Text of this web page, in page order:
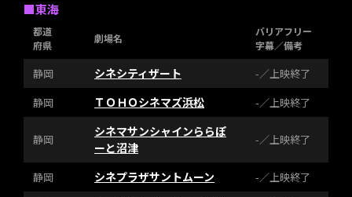
■東海
都道
府県
劇場名
バリアフリー
字幕／備考
静岡 シネシティザート
-／上映終了
静岡
ＴＯＨＯシネマズ浜松 -／上映終了
静岡
シネマサンシャインららぽ
ーと沼津
-／上映終了
静岡 シネプラザサントムーン
-／上映終了